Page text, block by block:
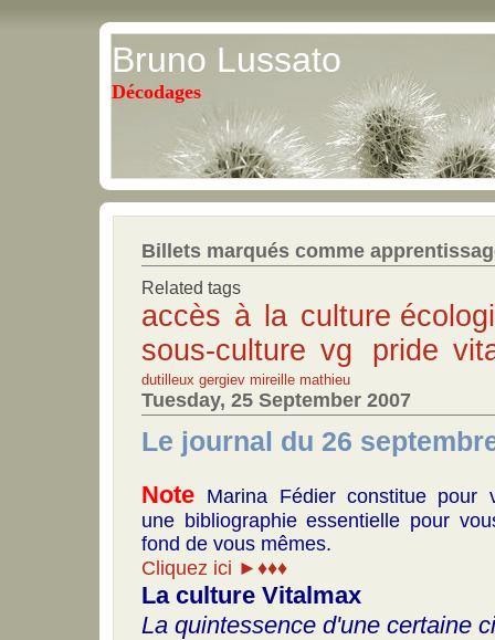
Bruno Lussato
Décodages
Billets marqués comme
Related tags
accès à la culture
sous-culture vg pride
dutilleux gergiev mireille mathieu
Tuesday, 25 September 2007
Le journal du 26
Note Marina Fédier constitue pour
une bibliographie essentielle pour
fond de vous mêmes.
Cliquez ici ►♦♦♦
La culture Vitalmax
La quintessence d'une certaine